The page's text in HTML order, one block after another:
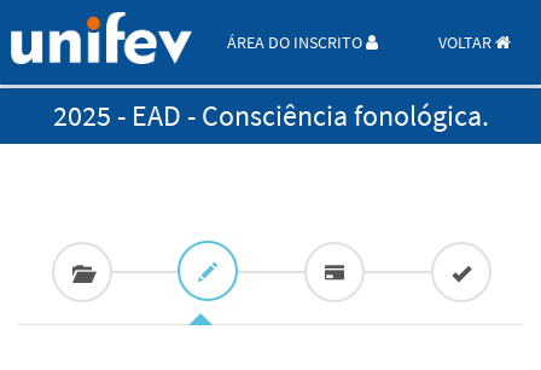
ÁREA DO INSCRITO VOLTAR
2025 - EAD - Consciência fonológica.